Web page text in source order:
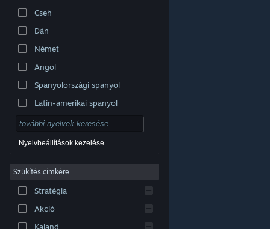
védjegyek jogos tulajdonosaiké az Egyesült
szabályzat
| Jogi információk
Steam előfizetői szerződés
Cseh
Dán
Német
Angol
Spanyolországi spanyol
Latin-amerikai spanyol
Nyelvbeállítások kezelése
Szűkítés címkére
Stratégia
Akció
Kaland